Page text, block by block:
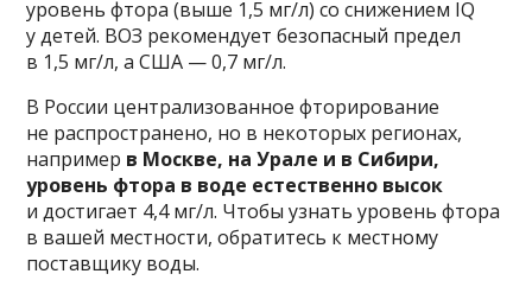
уровень фтора (выше 1,5 мг/л) со снижением IQ
у детей. ВОЗ рекомендует безопасный предел
в 1,5 мг/л, а США — 0,7 мг/л.
В России централизованное фторирование
не распространено, но в некоторых регионах,
например в Москве, на Урале и в Сибири,
уровень фтора в воде естественно высок
и достигает 4,4 мг/л. Чтобы узнать уровень фтора
в вашей местности, обратитесь к местному
поставщику воды.